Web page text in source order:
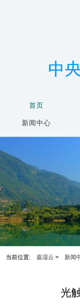
首页
新闻中心
当前位置: 嘉湿云 > 新闻
光